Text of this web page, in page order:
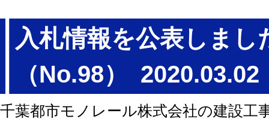
入札情報を公表しまし
（No.98）
2020.03.02
千葉都市モノレール株式会社の建設工